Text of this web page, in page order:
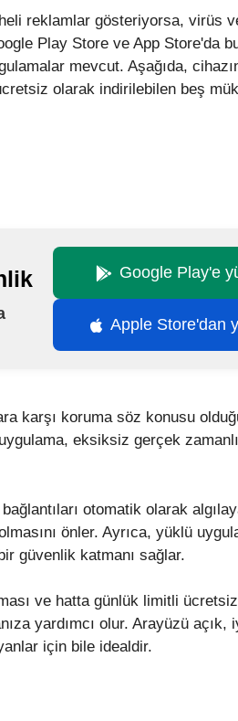
reklamlar gösteriyorsa, virüs
Play Store ve App Store'da
mevcut. Aşağıda,
olarak indirilebilen beş
Google Play'e
Apple Store'dan
karşı koruma söz konusu
eksiksiz gerçek
otomatik olarak
önler. Ayrıca, yüklü
güvenlik katmanı sağlar.
ve hatta günlük limitli
yardımcı olur. Arayüzü açık,
için bile idealdir.